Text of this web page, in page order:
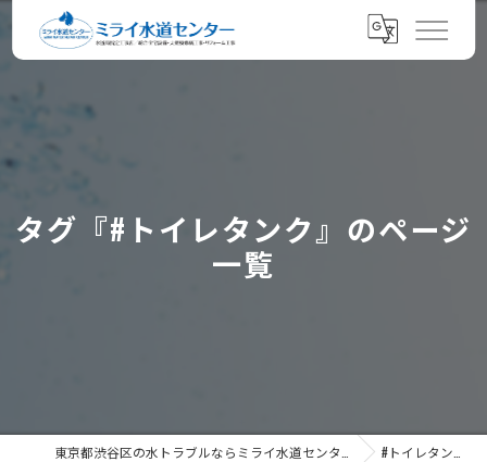
タグ『#トイレタンク』のページ
一覧
#トイレタンク